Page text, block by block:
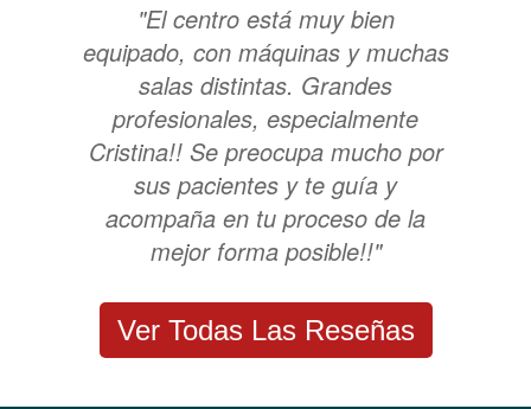
"El centro está muy bien
equipado, con máquinas y muchas
salas distintas. Grandes
profesionales, especialmente
Cristina!! Se preocupa mucho por
sus pacientes y te guía y
acompaña en tu proceso de la
mejor forma posible!!"
Ver Todas Las Reseñas